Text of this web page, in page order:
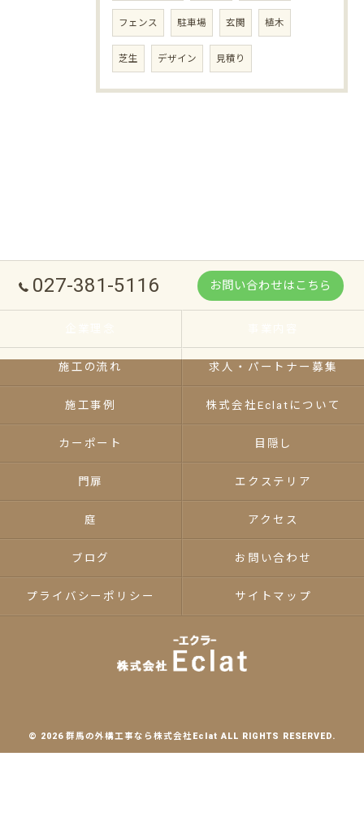
フェンス 駐車場 玄関 植木
芝生 デザイン 見積り
027-381-5116 お問い合わせはこちら
施工の流れ 求人・パートナー募集
施工事例 株式会社Eclatについて
カーポート 目隠し
門扉 エクステリア
庭 アクセス
ブログ お問い合わせ
プライバシーポリシー サイトマップ
© 2026 群馬の外構工事なら株式会社Eclat ALL RIGHTS RESERVED.